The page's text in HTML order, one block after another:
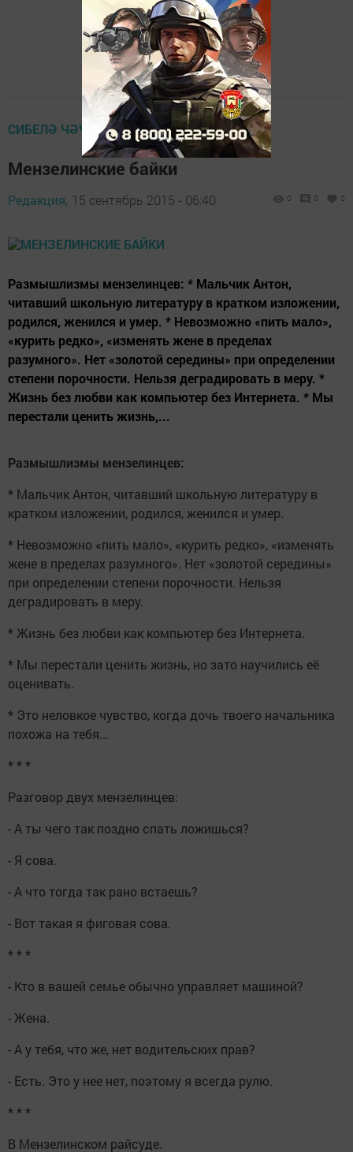
СИБЕЛӘ ЧӘЧӘК
Мензелинские байки
Редакция, 15 сентябрь 2015 - 06:40 0 0 0
Размышлизмы мензелинцев: * Мальчик Антон,
читавший школьную литературу в кратком изложении,
родился, женился и умер. * Невозможно «пить мало»,
«курить редко», «изменять жене в пределах
разумного». Нет «золотой середины» при определении
степени порочности. Нельзя деградировать в меру. *
Жизнь без любви как компьютер без Интернета. * Мы
перестали ценить жизнь,...
Размышлизмы мензелинцев:
* Мальчик Антон, читавший школьную литературу в
кратком изложении, родился, женился и умер.
* Невозможно «пить мало», «курить редко», «изменять
жене в пределах разумного». Нет «золотой середины»
при определении степени порочности. Нельзя
деградировать в меру.
* Жизнь без любви как компьютер без Интернета.
* Мы перестали ценить жизнь, но зато научились её
оценивать.
* Это неловкое чувство, когда дочь твоего начальника
похожа на тебя...
* * *
Разговор двух мензелинцев:
- А ты чего так поздно спать ложишься?
- Я сова.
- А что тогда так рано встаешь?
- Вот такая я фиговая сова.
* * *
- Кто в вашей семье обычно управляет машиной?
- Жена.
- А у тебя, что же, нет водительских прав?
- Есть. Это у нее нет, поэтому я всегда рулю.
* * *
В Мензелинском райсуде.